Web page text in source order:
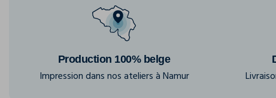
Production 100% belge
Impression dans nos ateliers à Namur